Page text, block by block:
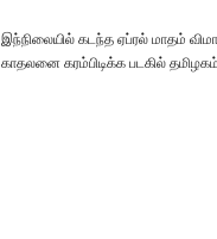
இந்நிலையில் கடந்த ஏப்ரல் மாதம்
காதலனை கரம்பிடிக்க படகில்